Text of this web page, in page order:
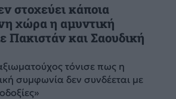
στοχεύει κάποια
χώρα η αμυντική
Πακιστάν και Σαουδική
τόνισε πως η
συμφωνία δεν συνδέεται με